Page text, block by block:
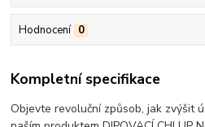
Hodnocení 0
Kompletní specifikace
Objevte revoluční způsob, jak zvýšit